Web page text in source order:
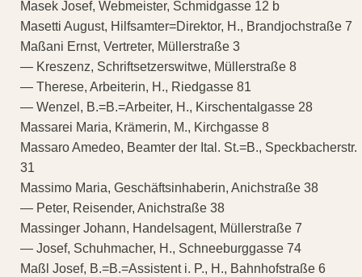
Masek Josef, Webmeister, Schmidgasse 12 b
Masetti August, Hilfsamter=Direktor, H., Brandjochstraße 7
Maßani Ernst, Vertreter, Müllerstraße 3
— Kreszenz, Schriftsetzerswitwe, Müllerstraße 8
— Therese, Arbeiterin, H., Riedgasse 81
— Wenzel, B.=B.=Arbeiter, H., Kirschentalgasse 28
Massarei Maria, Krämerin, M., Kirchgasse 8
Massaro Amedeo, Beamter der Ital. St.=B., Speckbacherstr.
31
Massimo Maria, Geschäftsinhaberin, Anichstraße 38
— Peter, Reisender, Anichstraße 38
Massinger Johann, Handelsagent, Müllerstraße 7
— Josef, Schuhmacher, H., Schneeburggasse 74
Maßl Josef, B.=B.=Assistent i. P., H., Bahnhofstraße 6